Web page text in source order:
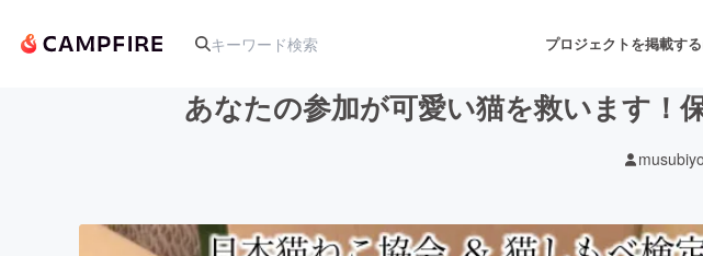
プロジェクトを掲載す
あなたの参加が可愛い猫を救います！